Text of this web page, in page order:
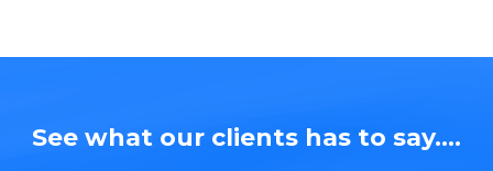
See what our clients has to say....